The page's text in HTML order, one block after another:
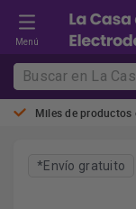
Menú
Miles de productos
*Envío gratuito